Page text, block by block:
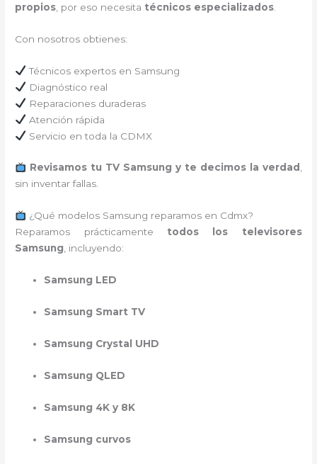
propios , por eso necesita técnicos especializados
Con nosotros obtienes:
Técnicos expertos en Samsung
Diagnóstico real
Reparaciones duraderas
Atención rápida
Servicio en toda la CDMX
Revisamos tu TV Samsung y te decimos la verdad ,
sin inventar fallas.
¿Qué modelos Samsung reparamos en Cdmx?
Reparamos prácticamente todos los televisores
Samsung, incluyendo:
Samsung LED
Samsung Smart TV
Samsung Crystal UHD
Samsung QLED
Samsung 4K y 8K
Samsung curvos